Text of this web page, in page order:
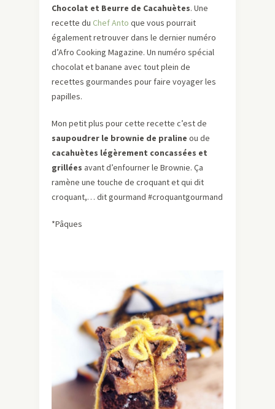
Chocolat et Beurre de Cacahuètes. Une
recette du Chef Anto que vous pourrait
également retrouver dans le dernier numéro
d’Afro Cooking Magazine. Un numéro spécial
chocolat et banane avec tout plein de
recettes gourmandes pour faire voyager les
papilles.
Mon petit plus pour cette recette c’est de
saupoudrer le brownie de praline ou de
cacahuètes légèrement concassées et
grillées avant d’enfourner le Brownie. Ça
ramène une touche de croquant et qui dit
croquant,… dit gourmand #croquantgourmand
*Pâques